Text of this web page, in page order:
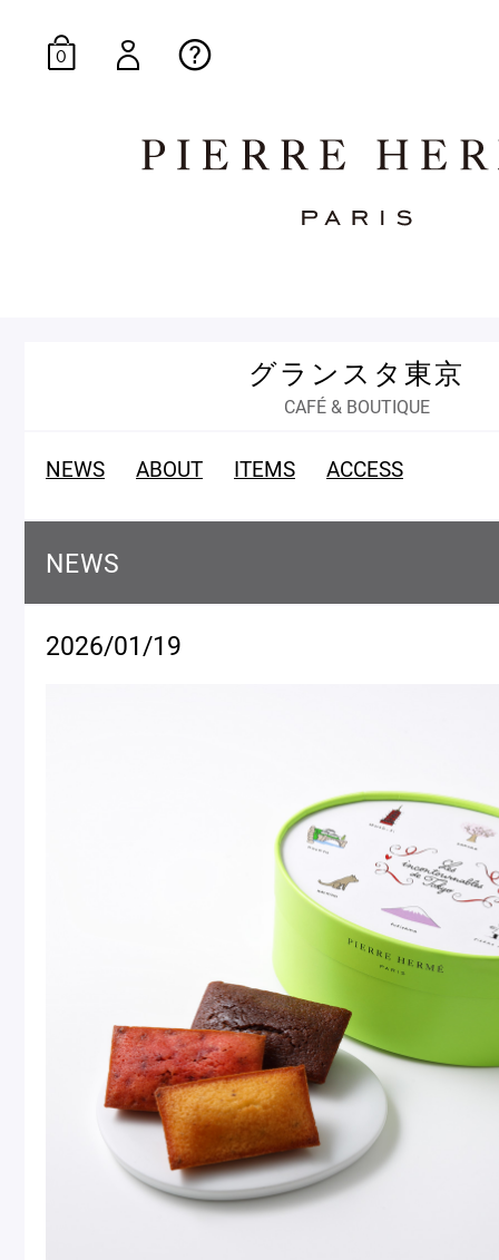
E-Gourmandise
マカロンギフト
Macarons
アニバーサリー
ケーキ
Sablé et gateaux de
他
アイス
Glaces
0
グランスタ東京
CAFÉ & BOUTIQUE
NEWS ABOUT ITEMS ACCESS
NEWS
2026/01/19